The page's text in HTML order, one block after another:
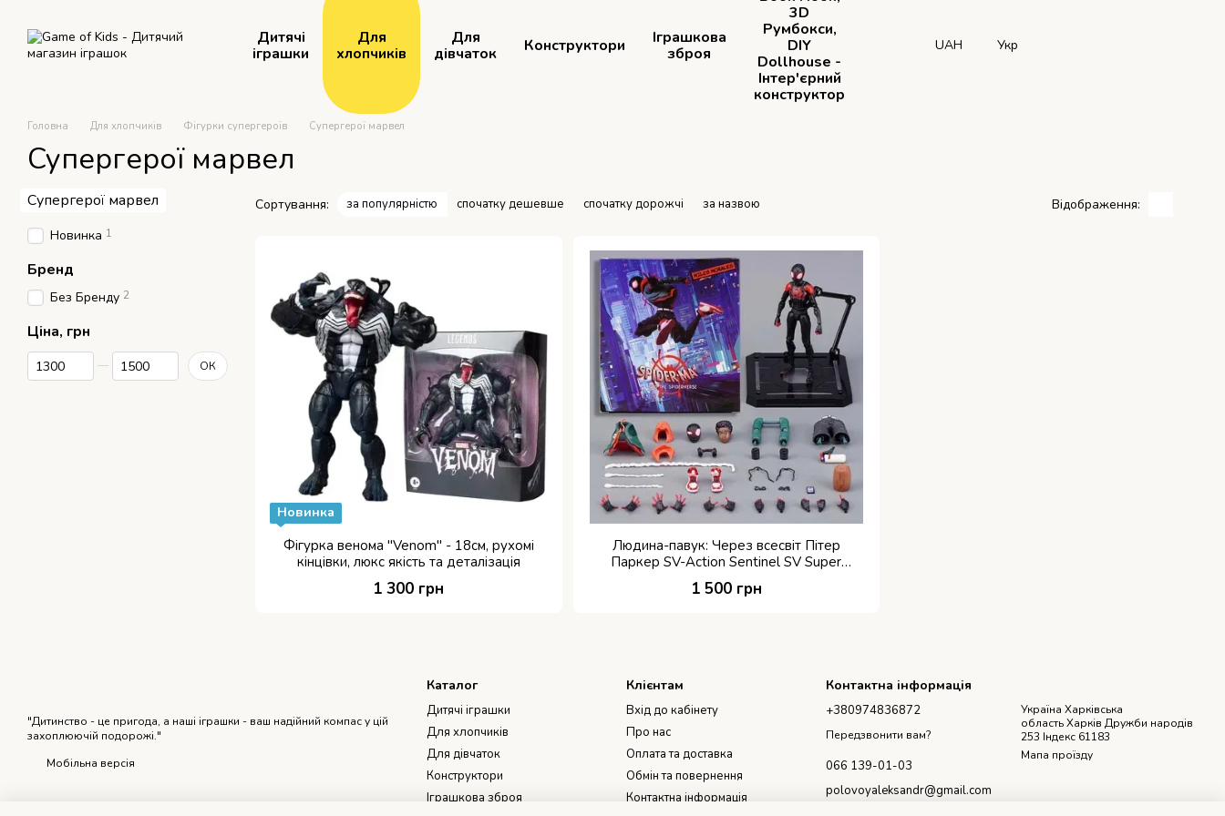
Дитячі
іграшки
Для
хлопчиків
Для
дівчаток
Конструктори
Іграшкова
зброя
3D
Румбокси,
DIY
Dollhouse -
Інтер'єрний
конструктор
UAH Укр
Головна Для хлопчиків Фігурки супергероїв Супергерої марвел
Супергерої марвел
Сортування: за популярністю спочатку дешевше спочатку дорожчі за назвою Відображення:
Новинка
Фігурка венома "Venom" - 18см, рухомі
кінцівки, люкс якість та деталізація
1 300 грн
Людина-павук: Через всесвіт Пітер
Паркер SV-Action Sentinel SV Super
Heroes 16 см
1 500 грн
Супергерої марвел
Новинка 1
Бренд
Без Бренду 2
Ціна, грн
Від Ціна, грн
До Ціна, грн ОК
"Дитинство - це пригода, а наші іграшки - ваш надійний компас у цій
захоплюючій подорожі."
Мобільна версія
Каталог
Дитячі іграшки
Для хлопчиків
Для дівчаток
Конструктори
Іграшкова зброя
Клієнтам
Вхід до кабінету
Про нас
Оплата та доставка
Обмін та повернення
Контактна інформація
Контактна інформація
+380974836872
Передзвонити вам?
066 139-01-03
polovoyaleksandr@gmail.com
Україна Харківська
область Харків Дружби народів
253 Індекс 61183
Мапа проїзду